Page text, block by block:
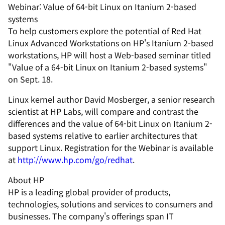
Webinar: Value of 64-bit Linux on Itanium 2-based
systems
To help customers explore the potential of Red Hat
Linux Advanced Workstations on HP's Itanium 2-based
workstations, HP will host a Web-based seminar titled
"Value of a 64-bit Linux on Itanium 2-based systems"
on Sept. 18.
Linux kernel author David Mosberger, a senior research
scientist at HP Labs, will compare and contrast the
differences and the value of 64-bit Linux on Itanium 2-
based systems relative to earlier architectures that
support Linux. Registration for the Webinar is available
at http://www.hp.com/go/redhat.
About HP
HP is a leading global provider of products,
technologies, solutions and services to consumers and
businesses. The company's offerings span IT